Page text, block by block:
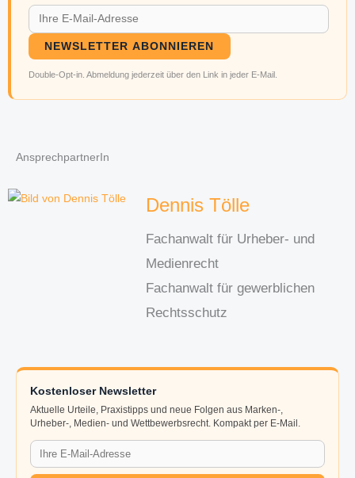
NEWSLETTER ABONNIEREN
Double-Opt-in. Abmeldung jederzeit über den Link in jeder E-Mail.
AnsprechpartnerIn
Dennis Tölle
Fachanwalt für Urheber- und
Medienrecht
Fachanwalt für gewerblichen
Rechtsschutz
Kostenloser Newsletter
Aktuelle Urteile, Praxistipps und neue Folgen aus Marken-,
Urheber-, Medien- und Wettbewerbsrecht. Kompakt per E-Mail.